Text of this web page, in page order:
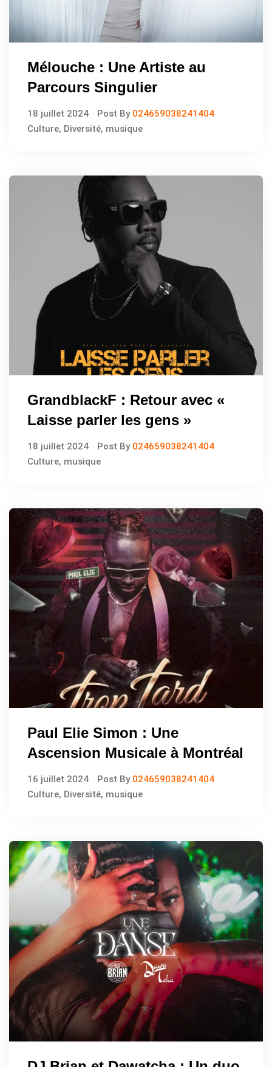
Mélouche : Une Artiste au
Parcours Singulier
18 juillet 2024 Post By 024659038241404
Culture, Diversité, musique
GrandblackF : Retour avec «
Laisse parler les gens »
18 juillet 2024 Post By 024659038241404
Culture, musique
Paul Elie Simon : Une
Ascension Musicale à Montréal
16 juillet 2024 Post By 024659038241404
Culture, Diversité, musique